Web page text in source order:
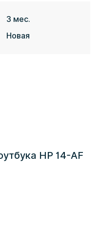
3 мес.
Новая
HP 14-AF